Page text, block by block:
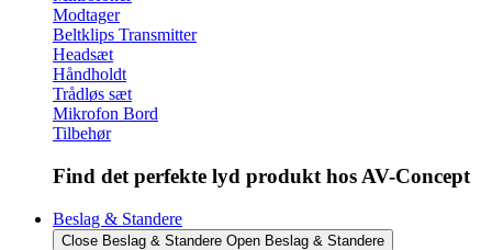
Modtager
Beltklips Transmitter
Headsæt
Håndholdt
Trådløs sæt
Mikrofon Bord
Tilbehør
Find det perfekte lyd produkt hos AV-Concept
Beslag & Standere
Close Beslag & Standere Open Beslag & Standere